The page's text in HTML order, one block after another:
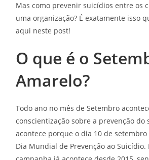
Mas como prevenir suicídios entre os
uma organização? É exatamente isso
aqui neste post!
O que é o
Amarelo?
Todo ano no mês de Setembro
conscientização sobre a prevenção do
acontece porque o dia 10 de
Dia Mundial de Prevenção ao Suicídio.